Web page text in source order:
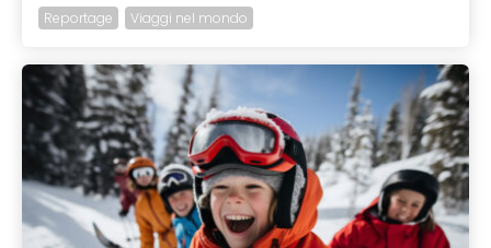
Reportage Viaggi nel mondo